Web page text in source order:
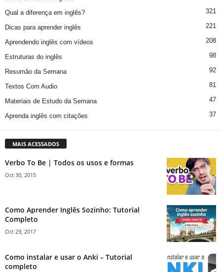
Qual a diferença em inglês? 321
Dicas para aprender inglês 221
Aprendendo inglês com vídeos 208
Estruturas do inglês 98
Resumão da Semana 92
Textos Com Audio 81
Materiais de Estudo da Semana 47
Aprenda inglês com citações 37
MAIS ACESSADOS
Verbo To Be | Todos os usos e formas
Oct 30, 2015
Como Aprender Inglês Sozinho: Tutorial
Completo
Oct 29, 2017
Como instalar e usar o Anki – Tutorial
completo